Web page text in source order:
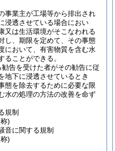
事業主が工場等から排出され
浸透させている場合におい
又は生活環境がそこなわれる
し、期限を定めて、その事態
において、有害物質を含む水
ることができる。
告を受けた者がその勧告に従
地下に浸透させているとき
態を除去するために必要な限
水の処理の方法の改善を命ず
規制
)
音に関する規制
)